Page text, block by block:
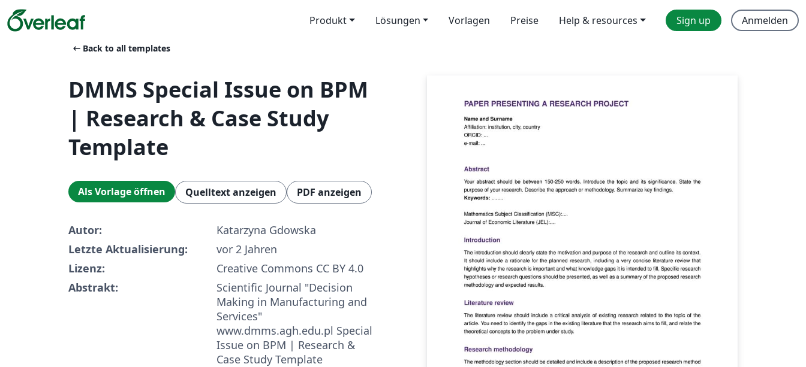
Produkt Lösungen Vorlagen Preise Help & resources Sign up Anmelden
arrow_left_alt Back to all templates
DMMS Special Issue on BPM
| Research & Case Study
Template
Als Vorlage öffnen Quelltext anzeigen PDF anzeigen
Autor:
Katarzyna Gdowska
Letzte Aktualisierung:
vor 2 Jahren
Lizenz:
Creative Commons CC BY 4.0
Abstrakt:
Scientific Journal "Decision
Making in Manufacturing and
Services"
www.dmms.agh.edu.pl Special
Issue on BPM | Research &
Case Study Template